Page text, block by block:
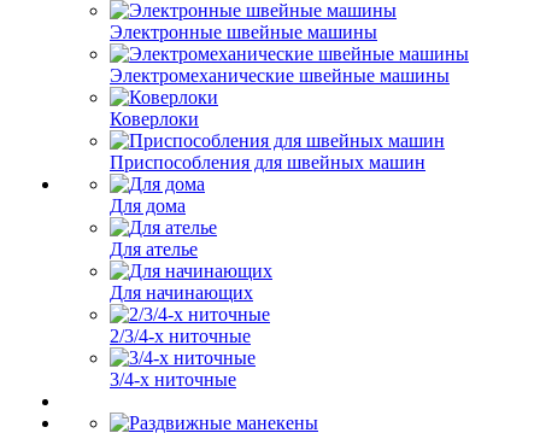
Электронные швейные машины
Электромеханические швейные машины
Коверлоки
Приспособления для швейных машин
Для дома
Для ателье
Для начинающих
2/3/4-х ниточные
3/4-х ниточные